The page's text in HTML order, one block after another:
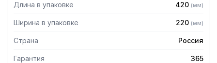
Длина в упаковке 420 (мм)
Ширина в упаковке 220 (мм)
Страна Россия
Гарантия 365